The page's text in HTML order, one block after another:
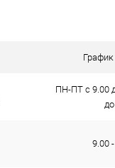
ПН-ПТ с 9.00
9.00